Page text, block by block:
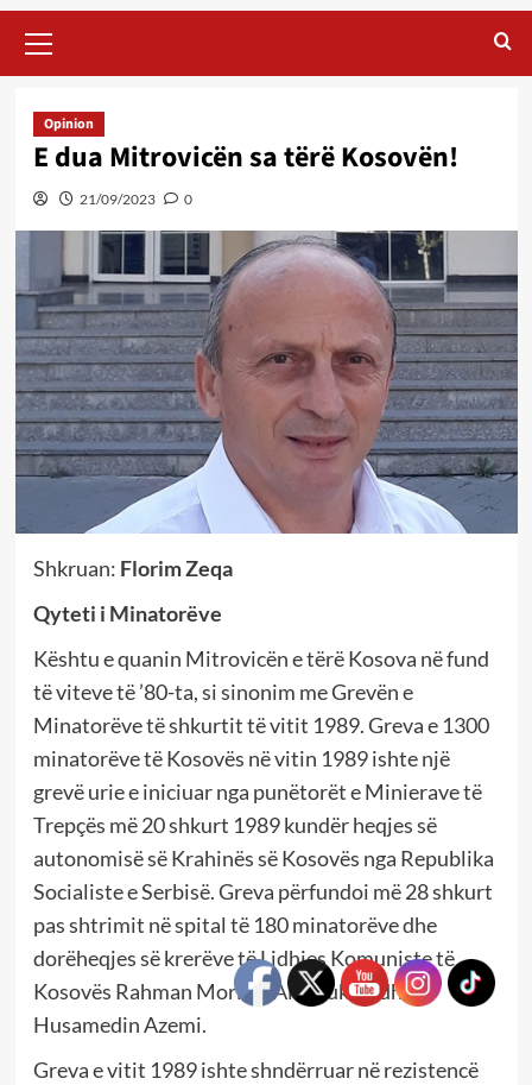
Menu
Opinion
E dua Mitrovicën sa tërë Kosovën!
21/09/2023 0
Shkruan: Florim Zeqa
Qyteti i Minatorëve
Kështu e quanin Mitrovicën e tërë Kosova në fund
të viteve të ’80-ta, si sinonim me Grevën e
Minatorëve të shkurtit të vitit 1989. Greva e 1300
minatorëve të Kosovës në vitin 1989 ishte një
grevë urie e iniciuar nga punëtorët e Minierave të
Trepçës më 20 shkurt 1989 kundër heqjes së
autonomisë së Krahinës së Kosovës nga Republika
Socialiste e Serbisë. Greva përfundoi më 28 shkurt
pas shtrimit në spital të 180 minatorëve dhe
dorëheqjes së krerëve të Lidhjes Komuniste të
Kosovës Rahman Morina, Ali Shukriu dhe
Husamedin Azemi.
Greva e vitit 1989 ishte shndërruar në rezistencë